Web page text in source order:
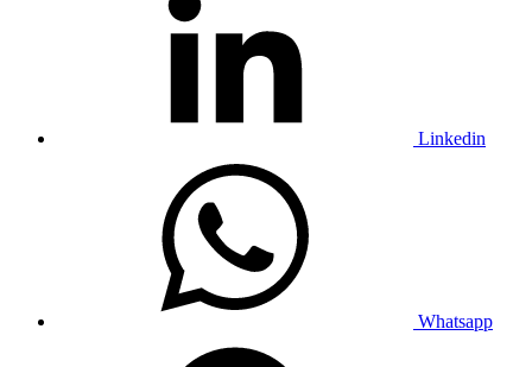
Linkedin
Whatsapp